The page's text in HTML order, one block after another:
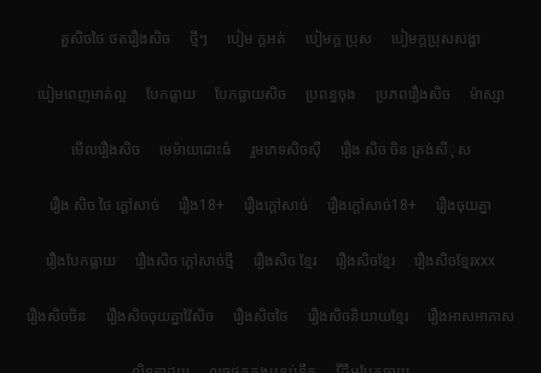
តួសិចថៃ ថតរឿងសិច ថ្មីៗ បៀម ក្ដអត់ បៀមក្ដ ប្រុស បៀមក្តប្រុសសង្ហា
បៀមពេញមាត់ល្អ បែកធ្លាយ បែកធ្លាយសិច ប្រពន្ធចុង ប្រភពរឿងសិច ម៉ាស្សា
មើលរឿងសិច មេម៉ាយដោះធំ រួមភេទសិចស៊ី រឿង សិច ចិន ត្រង់សីុស
រឿង សិច ថៃ ក្តៅសាច់ រឿង18+ រឿងក្ដៅសាច់ រឿងក្ដៅសាច់18+ រឿងចុយគ្នា
រឿងបែកធ្លាយ រឿងសិច ក្តៅសាច់ថ្មី រឿងសិច ខ្មែរ រឿងសិចខ្មែរ រឿងសិចខ្មែរxxx
រឿងសិចចិន រឿងសិចចុយគ្នាវ៉ៃសិច រឿងសិចថៃ រឿងសិចនិយាយខ្មែរ រឿងអាសអាភាស